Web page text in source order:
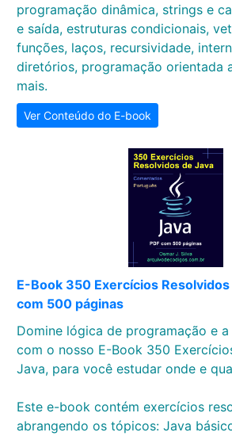
programação dinâmica, strings e
e saída, estruturas condicionais,
funções, laços, recursividade,
diretórios, programação orientada
mais.
Ver Conteúdo do E-book
E-Book 350 Exercícios Resolvidos
com 500 páginas
Domine lógica de programação e
com o nosso E-Book 350
Java, para você estudar onde e
Este e-book contém exercícios
abrangendo os tópicos: Java